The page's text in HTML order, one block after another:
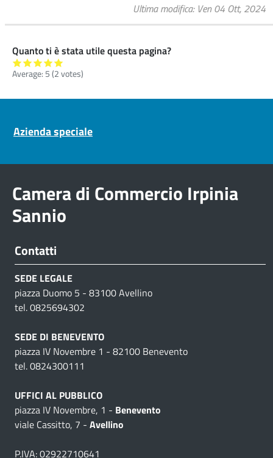
Ultima modifica Ven 04 Ott, 2024
Quanto ti è stata utile questa pagina?
Average: 5(2votes)
Azienda speciale
Camera di Commercio Irpinia
Sannio
Contatti
SEDE LEGALE
piazza Duomo 5 - 83100 Avellino
tel. 0825694302
SEDE DI BENEVENTO
piazza IV Novembre 1 - 82100 Benevento
tel. 0824300111
UFFICI AL PUBBLICO
piazza IV Novembre, 1 - Benevento
viale Cassitto, 7 - Avellino
P.IVA: 02922710641